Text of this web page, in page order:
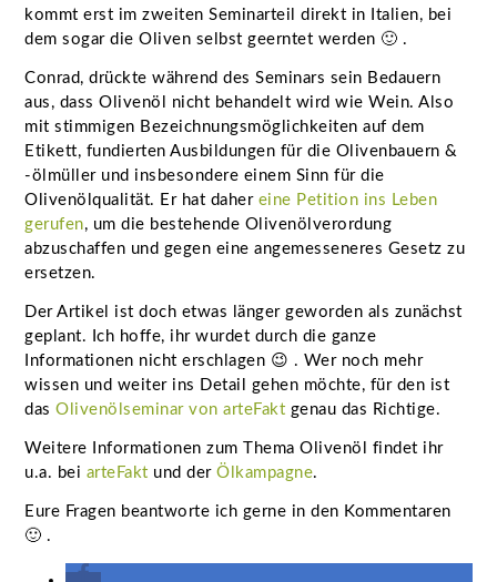
kommt erst im zweiten Seminarteil direkt in Italien, bei
dem sogar die Oliven selbst geerntet werden 🙂 .
Conrad, drückte während des Seminars sein Bedauern
aus, dass Olivenöl nicht behandelt wird wie Wein. Also
mit stimmigen Bezeichnungsmöglichkeiten auf dem
Etikett, fundierten Ausbildungen für die Olivenbauern &
-ölmüller und insbesondere einem Sinn für die
Olivenölqualität. Er hat daher eine Petition ins Leben
gerufen, um die bestehende Olivenölverordung
abzuschaffen und gegen eine angemesseneres Gesetz zu
ersetzen.
Der Artikel ist doch etwas länger geworden als zunächst
geplant. Ich hoffe, ihr wurdet durch die ganze
Informationen nicht erschlagen 😉 . Wer noch mehr
wissen und weiter ins Detail gehen möchte, für den ist
dasOlivenölseminar von arteFakt genau das Richtige.
Weitere Informationen zum Thema Olivenöl findet ihr
u.a. bei arteFakt und derÖlkampagne.
Eure Fragen beantworte ich gerne in den Kommentaren
🙂 .